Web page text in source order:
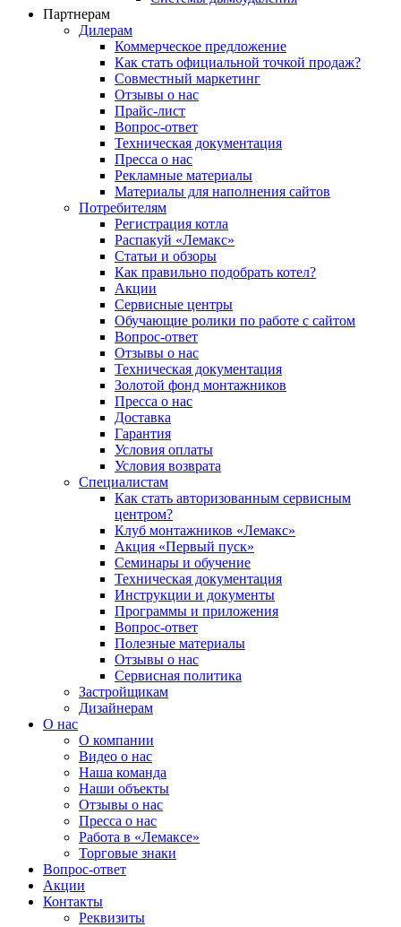
Партнерам
Дилерам
Коммерческое предложение
Как стать официальной точкой продаж?
Совместный маркетинг
Отзывы о нас
Прайс-лист
Вопрос-ответ
Техническая документация
Пресса о нас
Рекламные материалы
Материалы для наполнения сайтов
Потребителям
Регистрация котла
Распакуй «Лемакс»
Статьи и обзоры
Как правильно подобрать котел?
Акции
Сервисные центры
Обучающие ролики по работе с сайтом
Вопрос-ответ
Отзывы о нас
Техническая документация
Золотой фонд монтажников
Пресса о нас
Доставка
Гарантия
Условия оплаты
Условия возврата
Специалистам
Как стать авторизованным сервисным
центром?
Клуб монтажников «Лемакс»
Акция «Первый пуск»
Семинары и обучение
Техническая документация
Инструкции и документы
Программы и приложения
Вопрос-ответ
Полезные материалы
Отзывы о нас
Сервисная политика
Застройщикам
Дизайнерам
О нас
О компании
Видео о нас
Наша команда
Наши объекты
Отзывы о нас
Пресса о нас
Работа в «Лемаксе»
Торговые знаки
Вопрос-ответ
Акции
Контакты
Реквизиты